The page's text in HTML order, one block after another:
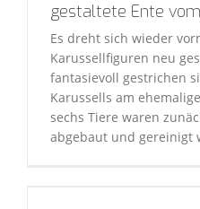
gestaltete Ente
Es dreht sich wieder
Karussellfiguren neu
fantasievoll gestrichen
Karussells am
sechs Tiere waren
abgebaut und gereinigt